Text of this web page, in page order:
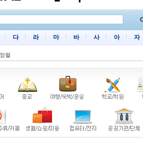
다 라 마 바 사 아 자
렬